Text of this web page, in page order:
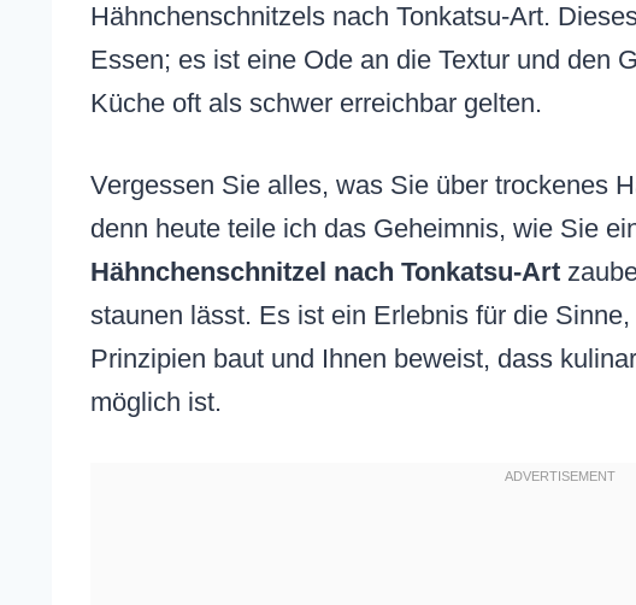
Hähnchenschnitzels nach Tonkatsu-Art.
Essen; es ist eine Ode an die Textur und den
Küche oft als schwer erreichbar gelten.
Vergessen Sie alles, was Sie über trockenes
denn heute teile ich das Geheimnis, wie Sie
Hähnchenschnitzel nach Tonkatsu-Art
staunen lässt. Es ist ein Erlebnis für die
Prinzipien baut und Ihnen beweist, dass
möglich ist.